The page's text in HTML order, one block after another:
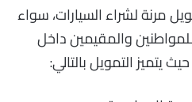
مرنة لشراء السيارات، سواء
والمقيمين داخل
يتميز التمويل بالتالي: